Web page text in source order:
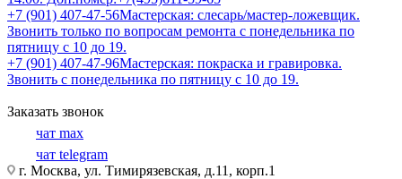
+7 (901) 407-47-56Мастерская: слесарь/мастер-ложевщик.
Звонить только по вопросам ремонта с понедельника по
пятницу с 10 до 19.
+7 (901) 407-47-96Мастерская: покраска и гравировка.
Звонить с понедельника по пятницу с 10 до 19.
Заказать звонок
чат max
чат telegram
г. Москва, ул. Тимирязевская, д.11, корп.1